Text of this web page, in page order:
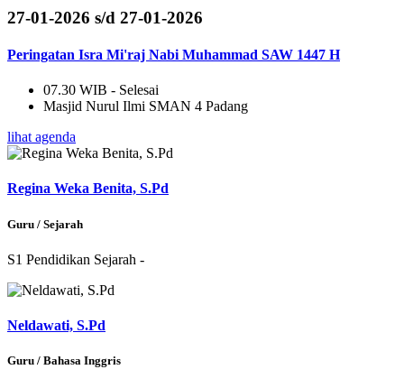
27-01-2026 s/d 27-01-2026
Peringatan Isra Mi'raj Nabi Muhammad SAW 1447 H
07.30 WIB - Selesai
Masjid Nurul Ilmi SMAN 4 Padang
lihat agenda
Regina Weka Benita, S.Pd
Guru / Sejarah
S1 Pendidikan Sejarah -
Neldawati, S.Pd
Guru / Bahasa Inggris